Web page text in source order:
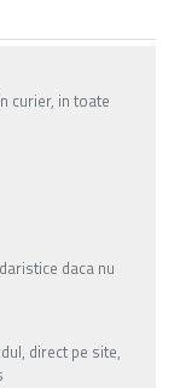
curier, in toate
daca nu
direct pe site,